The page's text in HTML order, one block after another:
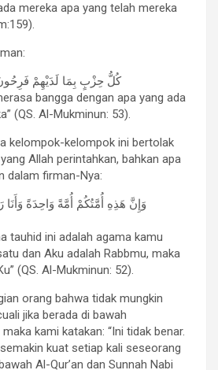
mereka apa yang telah mereka
.كُلُّ حِزْبٍ بِمَا لَدَيْهِمْ فَرِحُونَ (53) سورة
bangga dengan apa yang ada
(QS. Al-Mukminun: 53).
kelompok-kelompok ini bertolak
Allah perintahkan, bahkan apa
dalam firman-Nya:
tauhid ini adalah agama kamu
dan Aku adalah Rabbmu, maka
(QS. Al-Mukminun: 52).
orang bahwa tidak mungkin
jika berada di bawah
kami katakan: “Ini tidak benar.
kuat setiap kali seseorang
Al-Qur’an dan Sunnah Nabi